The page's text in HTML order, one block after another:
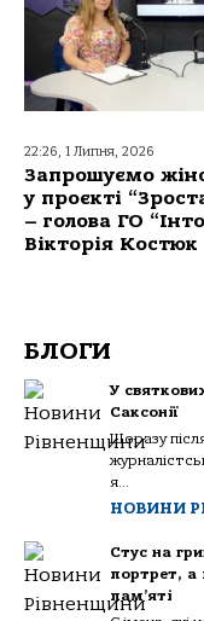
22:26, 1 Липня, 2026
Запрошуємо
у проєкті
– голова ГО
Вікторія Костюк
БЛОГИ
У
Саксонії
Щоразу
я...
НОВИНИ
Стус на
портрет, а
пам’яті